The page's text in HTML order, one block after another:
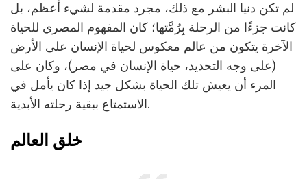
لم تكن دنيا البشر مع ذلك، مجرد مقدمة لشيء أعظم، بل
كانت جزءًا من الرحلة بِرُمَّتها؛ كان المفهوم المصري للحياة
الآخرة يتكون من عالم معكوس لحياة الإنسان على الأرض
(على وجه التحديد، حياة الإنسان في مصر)، وكان على
المرء أن يعيش تلك الحياة بشكل جيد إذا كان يأمل في
الاستمتاع ببقية رحلته الأبدية.
خلق العالم